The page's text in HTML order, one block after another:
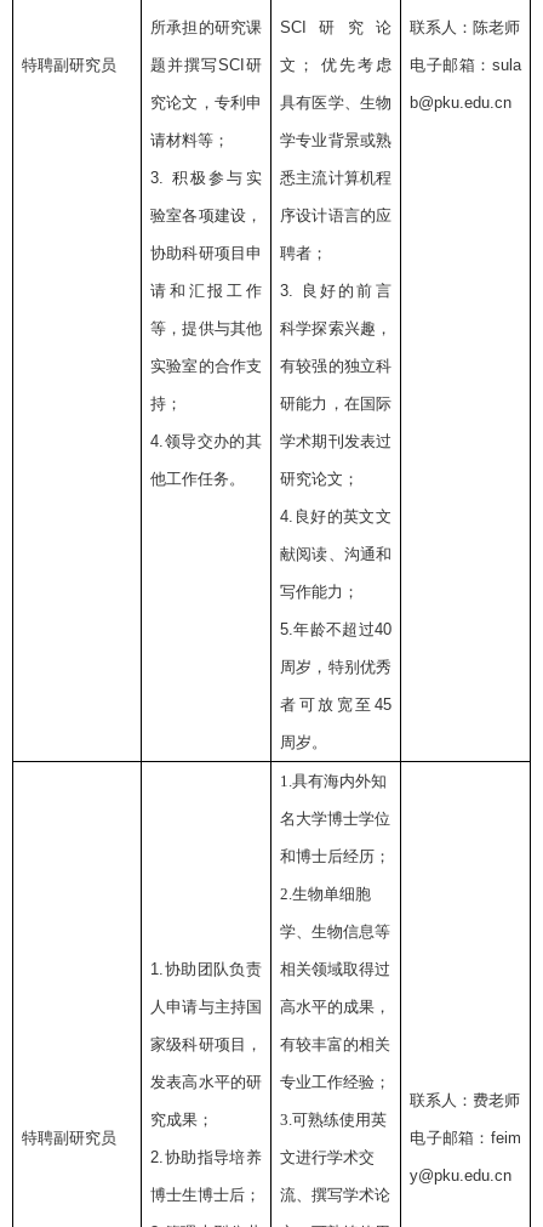
特聘副研究员
所承担的研究课
题并撰写SCI研
究论文，专利申
请材料等；
3. 积极参与实
验室各项建设，
协助科研项目申
请和汇报工作
等，提供与其他
实验室的合作支
持；
4. 领导交办的其
他工作任务。
SCI 研究论
文； 优先考虑
具有医学、生物
学专业背景或熟
悉主流计算机程
序设计语言的应
聘者；
3. 良好的前言
科学探索兴趣，
有较强的独立科
研能力，在国际
学术期刊发表过
研究论文；
4. 良好的英文文
献阅读、沟通和
写作能力；
5.年龄不超过40
周岁，特别优秀
者可放宽至 45
周岁。
联系人：陈老师
电子邮箱： sula
b@pku.edu.cn
特聘副研究员
1. 协助团队负责
人申请与主持国
家级科研项目，
发表高水平的研
究成果；
2. 协助指导培养
博士生博士后；
1.具有海内外知
名大学博士学位
和博士后经历；
2.生物单细胞
学、生物信息等
相关领域取得过
高水平的成果，
有较丰富的相关
专业工作经验；
3.可熟练使用英
文进行学术交
流、撰写学术论
联系人：费老师
电子邮箱： feim
y@pku.edu.cn